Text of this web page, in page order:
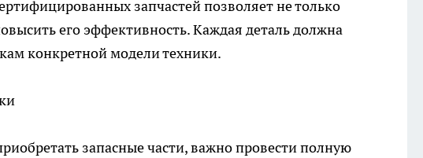
запчастей позволяет не только
его эффективность. Каждая деталь должна
конкретной модели техники.
запасные части, важно провести полную